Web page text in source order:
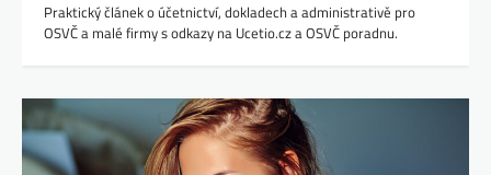
Praktický článek o účetnictví, dokladech a administrativě pro
OSVČ a malé firmy s odkazy na Ucetio.cz a OSVČ poradnu.